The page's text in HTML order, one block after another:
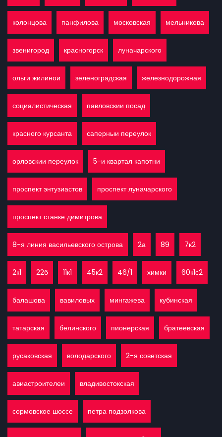
колонцова панфилова московская мельникова
звенигород красногорск луначарского
ольги жилинои зеленоградская железнодорожная
социалистическая павловскии посад
красного курсанта саперныи переулок
орловскии переулок 5-и квартал капотни
проспект энтузиастов проспект луначарского
проспект станке димитрова
8-я линия васильевского острова 2а 89 7к2
2к1 22б 11к1 45к2 46/1 химки 60к1с2
балашова вавиловых мингажева кубинская
татарская белинского пионерская братеевская
русаковская володарского 2-я советская
авиастроителеи владивостокская
сормовское шоссе петра подзолкова